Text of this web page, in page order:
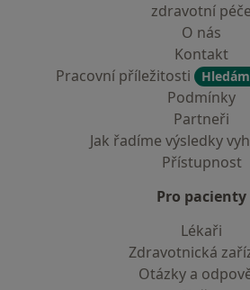
zdravotní péče
O nás
Kontakt
Pracovní příležitosti
Podmínky
Partneři
Jak řadíme výsledky
Přístupnost
Pro pacienty
Lékaři
Zdravotnická
Otázky a